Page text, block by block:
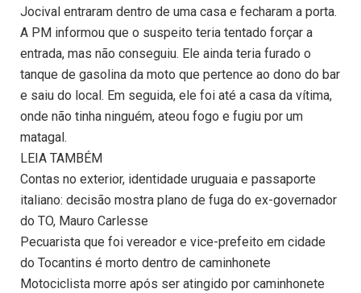
Jocival entraram dentro de uma casa e fecharam a porta.
A PM informou que o suspeito teria tentado forçar a
entrada, mas não conseguiu. Ele ainda teria furado o
tanque de gasolina da moto que pertence ao dono do bar
e saiu do local. Em seguida, ele foi até a casa da vítima,
onde não tinha ninguém, ateou fogo e fugiu por um
matagal.
LEIA TAMBÉM
Contas no exterior, identidade uruguaia e passaporte
italiano: decisão mostra plano de fuga do ex-governador
do TO, Mauro Carlesse
Pecuarista que foi vereador e vice-prefeito em cidade
do Tocantins é morto dentro de caminhonete
Motociclista morre após ser atingido por caminhonete